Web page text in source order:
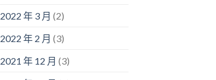
2022 年 3 月 (2)
2022 年 2 月 (3)
2021 年 12 月 (3)